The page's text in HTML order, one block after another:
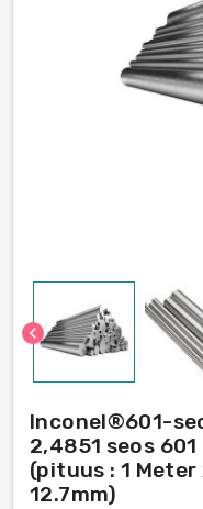
chevron_left
Inconel®601-
2,4851 seos
(pituus : 1
12.7mm)